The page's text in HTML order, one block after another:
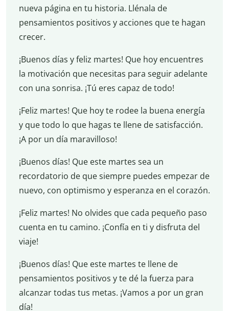
nueva página en tu historia. Llénala de
pensamientos positivos y acciones que te hagan
crecer.
¡Buenos días y feliz martes! Que hoy encuentres
la motivación que necesitas para seguir adelante
con una sonrisa. ¡Tú eres capaz de todo!
¡Feliz martes! Que hoy te rodee la buena energía
y que todo lo que hagas te llene de satisfacción.
¡A por un día maravilloso!
¡Buenos días! Que este martes sea un
recordatorio de que siempre puedes empezar de
nuevo, con optimismo y esperanza en el corazón.
¡Feliz martes! No olvides que cada pequeño paso
cuenta en tu camino. ¡Confía en ti y disfruta del
viaje!
¡Buenos días! Que este martes te llene de
pensamientos positivos y te dé la fuerza para
alcanzar todas tus metas. ¡Vamos a por un gran
día!